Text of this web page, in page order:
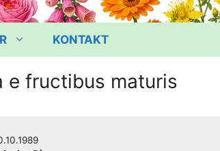
KONTAKT
e fructibus maturis